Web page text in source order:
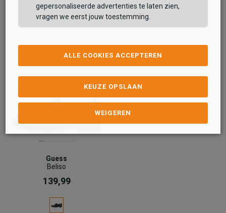
Guess
Beliso
139,99
gepersonaliseerde advertenties te laten zien,
vragen we eerst jouw toestemming.
ALLE COOKIES ACCEPTEREN
KEUZE OPSLAAN
WEIGEREN